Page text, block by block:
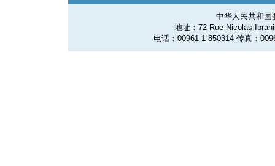
中华人民共和国
地址：72 Rue Nicolas
电话：00961-1-850314 传真：